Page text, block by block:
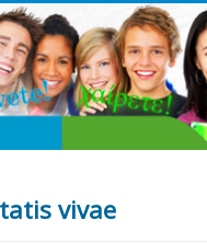
vivae